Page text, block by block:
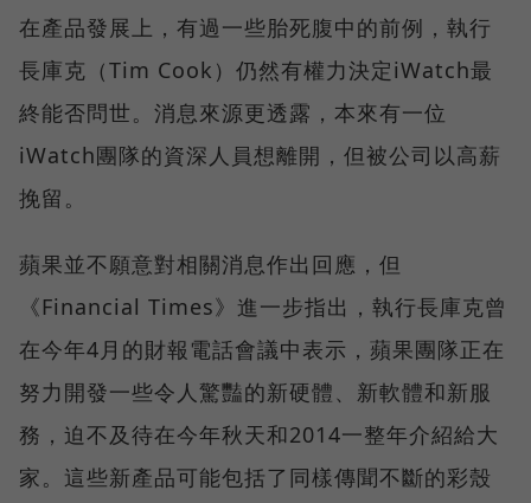
在產品發展上，有過一些胎死腹中的前例，執行
長庫克（Tim Cook）仍然有權力決定iWatch最
終能否問世。消息來源更透露，本來有一位
iWatch團隊的資深人員想離開，但被公司以高薪
挽留。
蘋果並不願意對相關消息作出回應，但
《Financial Times》進一步指出，執行長庫克曾
在今年4月的財報電話會議中表示，蘋果團隊正在
努力開發一些令人驚豔的新硬體、新軟體和新服
務，迫不及待在今年秋天和2014一整年介紹給大
家。這些新產品可能包括了同樣傳聞不斷的彩殼